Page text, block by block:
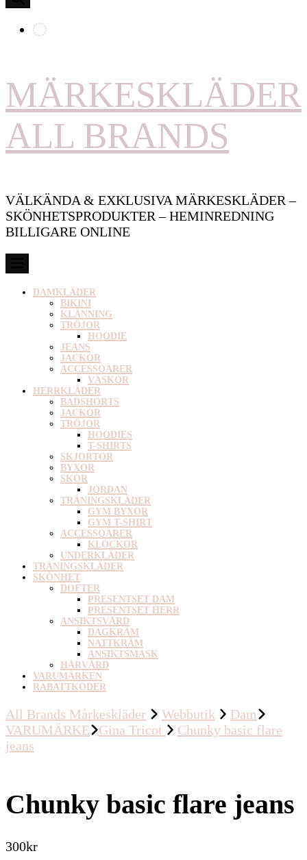
MÄRKESKLÄDER
ALL BRANDS
VÄLKÄNDA & EXKLUSIVA MÄRKESKLÄDER –
SKÖNHETSPRODUKTER – HEMINREDNING
BILLIGARE ONLINE
DAMKLÄDER
BIKINI
KLÄNNING
TRÖJOR
HOODIE
JEANS
JACKOR
ACCESSOARER
VÄSKOR
HERRKLÄDER
BADSHORTS
JACKOR
TRÖJOR
HOODIES
T-SHIRTS
SKJORTOR
BYXOR
SKOR
JORDAN
TRÄNINGSKLÄDER
GYM BYXOR
GYM T-SHIRT
ACCESSOARER
KLOCKOR
UNDERKLÄDER
TRÄNINGSKLÄDER
SKÖNHET
DOFTER
PRESENTSET DAM
PRESENTSET HERR
ANSIKTSVÅRD
DAGKRÄM
NATTKRÄM
ANSIKTSMASK
HÅRVÅRD
VARUMÄRKEN
RABATTKODER
All Brands Mårkeskläder Webbutik
Dam
VARUMÄRKE
Gina Tricot
Chunky basic flare
jeans
Chunky basic flare jeans
300kr